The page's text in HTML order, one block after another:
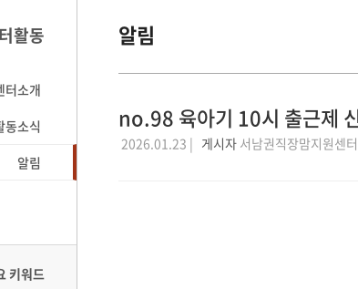
활동
터소개
동소식
알림
키워드
알림
no.98 육아기 10시 출근제
2026.01.23 | 게시자서남권직장맘지원센